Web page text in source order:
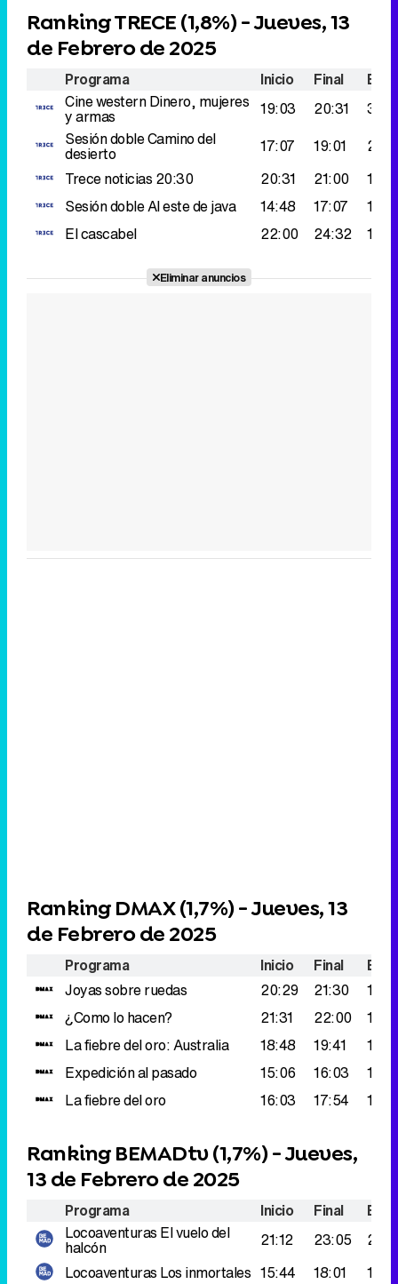
Ranking TRECE (1,8%) - Jueves, 13
de Febrero de 2025
Programa Inicio Final
Cine westernDinero, mujeres
y armas 19:03 20:31
Sesión dobleCamino del
desierto 17:07 19:01
Trece noticias 20:30
20:31 21:00
Sesión dobleAl este de java 14:48 17:07
El cascabel
22:00 24:32
Eliminar anuncios
Ranking DMAX (1,7%) - Jueves, 13
de Febrero de 2025
Programa Inicio Final
Joyas sobre ruedas
20:29 21:30
¿Como lo hacen?
21:31 22:00
La fiebre del oro: Australia
18:48 19:41
Expedición al pasado
15:06 16:03
La fiebre del oro
16:03 17:54
Ranking BEMADtv (1,7%) - Jueves,
13 de Febrero de 2025
Programa Inicio Final
Locoaventuras El vuelo del
halcón 21:12 23:05
Locoaventuras Los inmortales 15:44 18:01